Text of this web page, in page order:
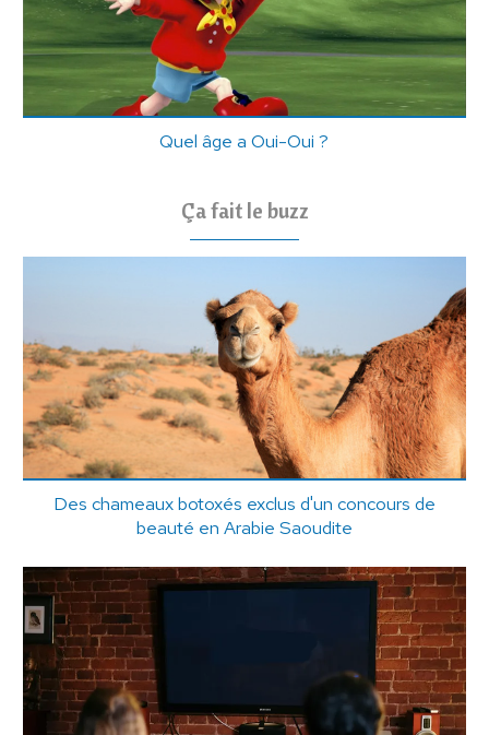
Quel âge a Oui-Oui ?
Ça fait le buzz
Des chameaux botoxés exclus d'un concours de
beauté en Arabie Saoudite